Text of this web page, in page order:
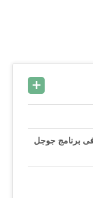
برنامج جوجل